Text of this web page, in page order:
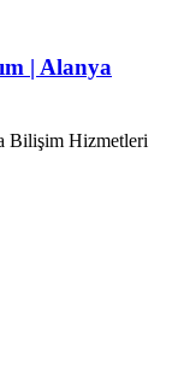
| Alanya
Bilişim Hizmetleri